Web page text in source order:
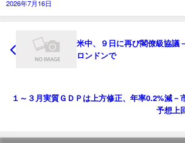
2026年7月16日
米中、９日に再び閣僚級協議
ロンドンで
１～３月実質ＧＤＰは上方修正、年率0.2%減－
予想上